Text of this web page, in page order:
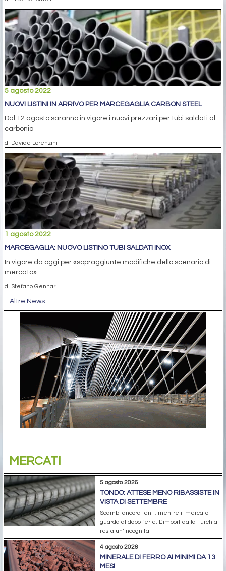
5 agosto 2022
NUOVI LISTINI IN ARRIVO PER MARCEGAGLIA CARBON STEEL
Dal 12 agosto saranno in vigore i nuovi prezzari per tubi saldati al
carbonio
di Davide Lorenzini
1 agosto 2022
MARCEGAGLIA: NUOVO LISTINO TUBI SALDATI INOX
In vigore da oggi per «sopraggiunte modifiche dello scenario di
mercato»
di Stefano Gennari
Altre News
MERCATI
5 agosto 2026
TONDO: ATTESE MENO RIBASSISTE IN
VISTA DI SETTEMBRE
Scambi ancora lenti, mentre il mercato
guarda al dopo ferie. L’import dalla Turchia
resta un’incognita
4 agosto 2026
MINERALE DI FERRO AI MINIMI DA 13
MESI